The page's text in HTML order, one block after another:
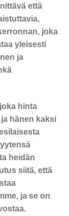
että
joka
yleisesti
ja
hinta
hänen kaksi
heidän
siitä, että
ja se on